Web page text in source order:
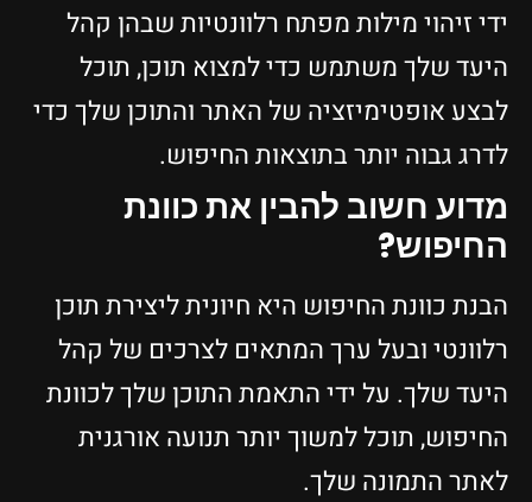
ידי זיהוי מילות מפתח רלוונטיות שבהן קהל
היעד שלך משתמש כדי למצוא תוכן, תוכל
לבצע אופטימיזציה של האתר והתוכן שלך כדי
לדרג גבוה יותר בתוצאות החיפוש.
מדוע חשוב להבין את כוונת
החיפוש?
הבנת כוונת החיפוש היא חיונית ליצירת תוכן
רלוונטי ובעל ערך המתאים לצרכים של קהל
היעד שלך. על ידי התאמת התוכן שלך לכוונת
החיפוש, תוכל למשוך יותר תנועה אורגנית
לאתר התמונה שלך.